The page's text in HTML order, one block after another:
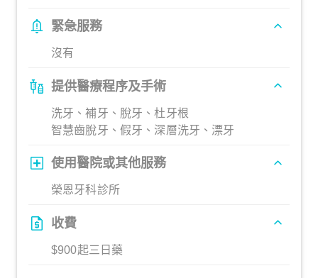
緊急服務
沒有
提供醫療程序及手術
洗牙、補牙、脫牙、杜牙根
智慧齒脫牙、假牙、深層洗牙、漂牙
使用醫院或其他服務
榮恩牙科診所
收費
$900起三日藥